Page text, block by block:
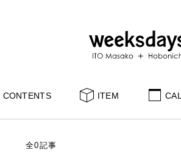
CONTENTS ITEM
全0記事